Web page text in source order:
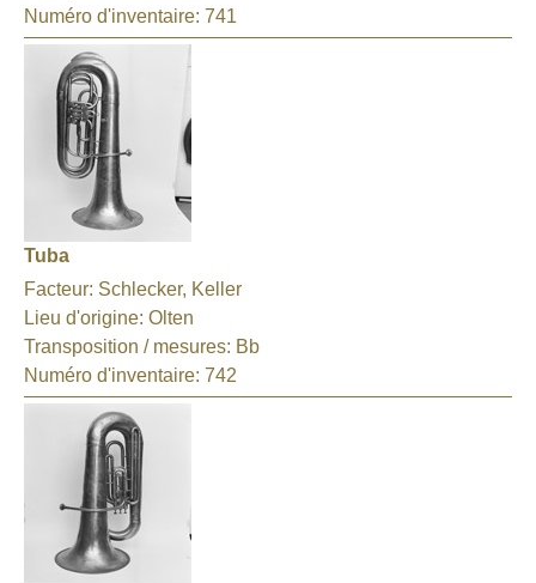
Numéro d'inventaire: 741
Tuba
Facteur: Schlecker, Keller
Lieu d'origine: Olten
Transposition / mesures: Bb
Numéro d'inventaire: 742